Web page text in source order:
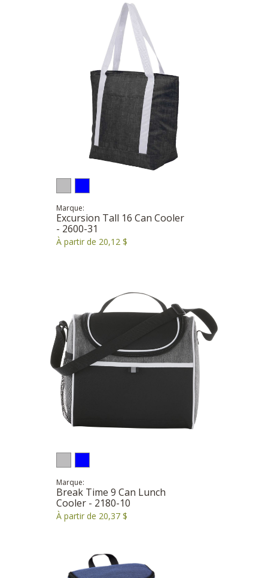
Marque:
Excursion Tall 16 Can Cooler
- 2600-31
À partir de 20,12 $
Marque:
Break Time 9 Can Lunch
Cooler - 2180-10
À partir de 20,37 $